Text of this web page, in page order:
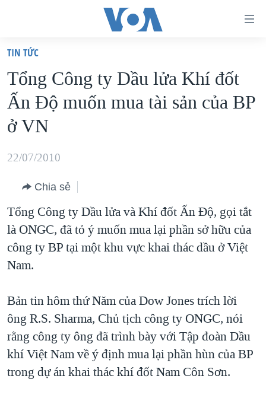
truy
cập
Tới
nội
chính
hướng
chính
Đi
tới
VIỆT NAM
HOA KỲ
BIỂN ĐÔNG
THẾ GIỚI
DIỄN ĐÀN
MỤC
TỰ DO BÁO CHÍ
VẠCH TRẦN TIN GIẢ
ĐỜI SỐNG
KINH TẾ
KHOA HỌC
SỨC KHOẺ
CHUYÊN ĐỀ
CHIẾN TRANH THƯƠNG MẠI CỦA MỸ: QUÁ KHỨ VÀ HIỆN
TẠI
GIẢI MÃ VÀNH ĐAI & CON ĐƯỜNG
NGÀY TỊ NẠN THẾ GIỚI
TRỊNH VĨNH BÌNH - NGƯỜI HẠ 'BÊN THẮNG CUỘC'
HỌC TIẾNG ANH
NGHE
MẠNG XÃ HỘI
TIN TỨC
Tổng Công ty Dầu lửa Khí đốt
Ấn Ðộ muốn mua tài sản của BP
ở VN
22/07/2010
Chia sẻ
Tổng Công ty Dầu lửa và Khí đốt Ấn Ðộ, gọi tắt
là ONGC, đã tỏ ý muốn mua lại phần sở hữu của
công ty BP tại một khu vực khai thác dầu ở Việt
Nam.
Bản tin hôm thứ Năm của Dow Jones trích lời
ông R.S. Sharma, Chủ tịch công ty ONGC, nói
rằng công ty ông đã trình bày với Tập đoàn Dầu
khí Việt Nam về ý định mua lại phần hùn của BP
trong dự án khai thác khí đốt Nam Côn Sơn.